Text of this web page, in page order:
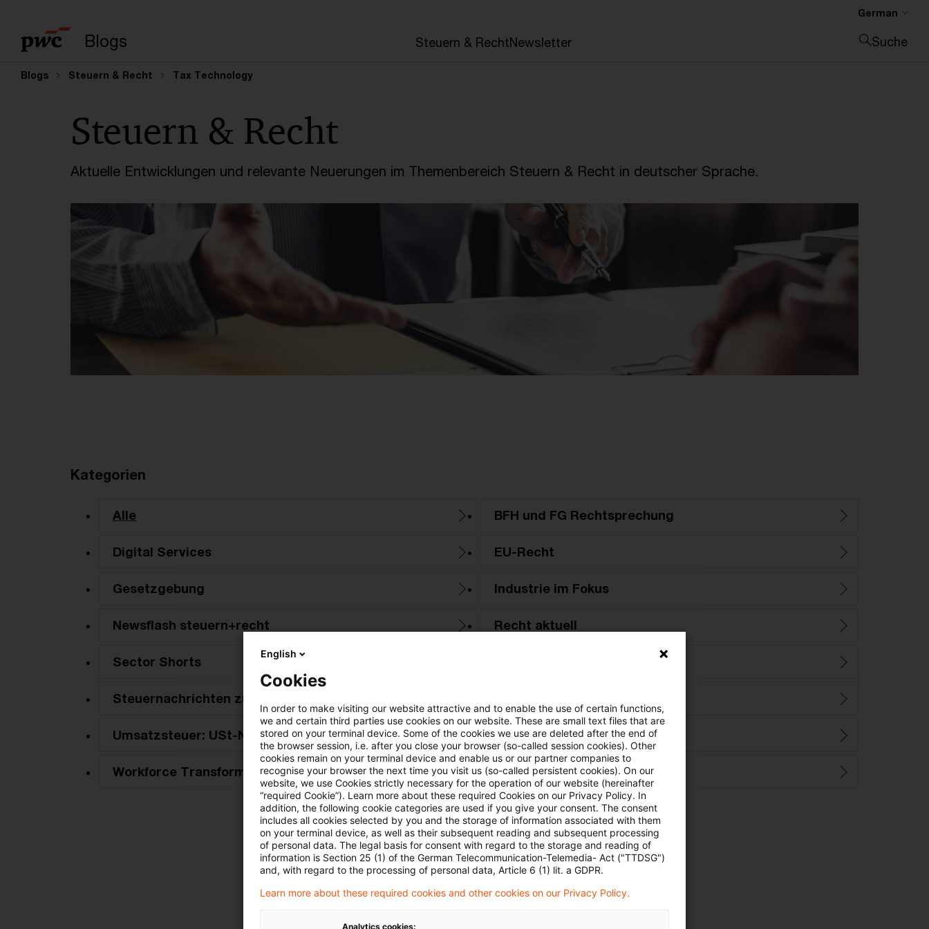
Blogs Steuern & RechtNewsletter
German
Suche
Blogs Steuern & Recht Tax Technology
Steuern & Recht
Aktuelle Entwicklungen und relevante Neuerungen im Themenbereich Steuern & Recht in deutscher Sprache.
Kategorien
Alle BFH und FG Rechtsprechung
Digital Services EU-Recht
Gesetzgebung Industrie im Fokus
Newsflash steuern+recht Recht aktuell
Sector Shorts
Steuernachrichten zum Hören
Umsatzsteuer: USt-News + USt-Aktuell Verwaltungsanweisungen
Workforce Transformation News Zollrecht aktuell
English
Cookies
In order to make visiting our website attractive and to enable the use of certain functions,
we and certain third parties use cookies on our website. These are small text files that are
stored on your terminal device. Some of the cookies we use are deleted after the end of
the browser session, i.e. after you close your browser (so-called session cookies). Other
cookies remain on your terminal device and enable us or our partner companies to
recognise your browser the next time you visit us (so-called persistent cookies). On our
website, we use Cookies strictly necessary for the operation of our website (hereinafter
“required Cookie”). Learn more about these required Cookies on our Privacy Policy. In
addition, the following cookie categories are used if you give your consent. The consent
includes all cookies selected by you and the storage of information associated with them
on your terminal device, as well as their subsequent reading and subsequent processing
of personal data. The legal basis for consent with regard to the storage and reading of
information is Section 25 (1) of the German Telecommunication-Telemedia- Act ("TTDSG")
and, with regard to the processing of personal data, Article 6 (1) lit. a GDPR.
Learn more about these required cookies and other cookies on our Privacy Policy.
Analytics cookies: